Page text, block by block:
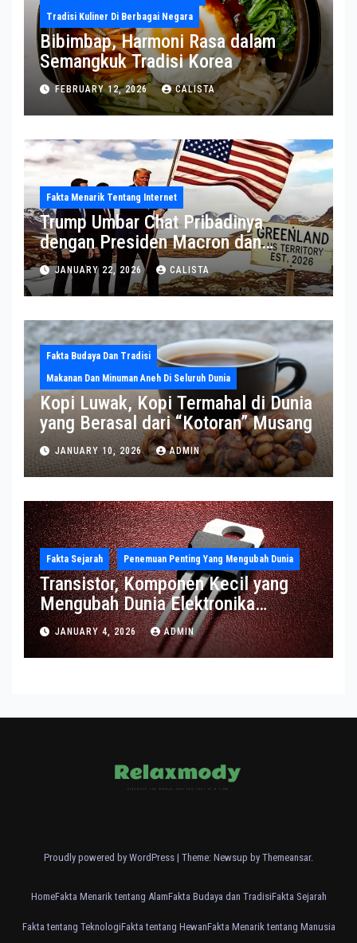
Tradisi Kuliner Di Berbagai Negara
Bibimbap, Harmoni Rasa dalam
Semangkuk Tradisi Korea
FEBRUARY 12, 2026 CALISTA
Fakta Menarik Tentang Internet
Trump Umbar Chat Pribadinya
dengan Presiden Macron dan
Sekjen NATO ke Medsos, Bahas Isu
Greenland
JANUARY 22, 2026 CALISTA
Fakta Budaya Dan Tradisi
Makanan Dan Minuman Aneh Di Seluruh Dunia
Kopi Luwak, Kopi Termahal di Dunia
yang Berasal dari “Kotoran” Musang
JANUARY 10, 2026 ADMIN
Fakta Sejarah Penemuan Penting Yang Mengubah Dunia
Transistor, Komponen Kecil yang
Mengubah Dunia Elektronika
Modern
JANUARY 4, 2026 ADMIN
Proudly powered by WordPress | Theme: Newsup by Themeansar.
HomeFakta Menarik tentang AlamFakta Budaya dan TradisiFakta Sejarah
Fakta tentang TeknologiFakta tentang HewanFakta Menarik tentang Manusia